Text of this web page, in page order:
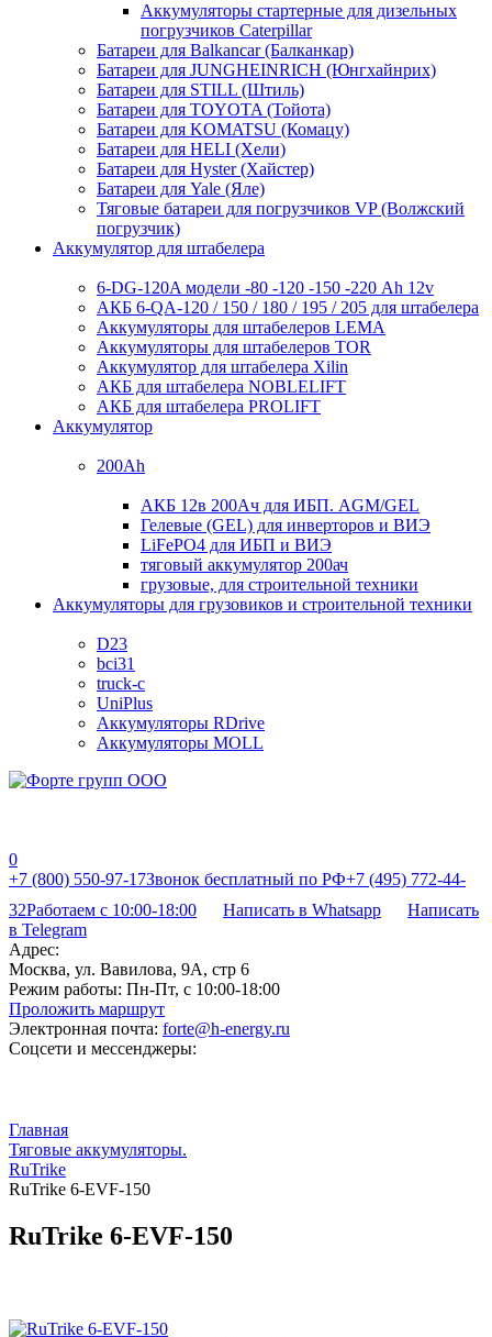
Аккумуляторы стартерные для дизельных
погрузчиков Caterpillar
Батареи для Balkancar (Балканкар)
Батареи для JUNGHEINRICH (Юнгхайнрих)
Батареи для STILL (Штиль)
Батареи для TOYOTA (Тойота)
Батареи для KOMATSU (Комацу)
Батареи для HELI (Хели)
Батареи для Hyster (Хайстер)
Батареи для Yale (Яле)
Тяговые батареи для погрузчиков VP (Волжский
погрузчик)
Аккумулятор для штабелера
6-DG-120A модели -80 -120 -150 -220 Ah 12v
АКБ 6-QA-120 / 150 / 180 / 195 / 205 для штабелера
Аккумуляторы для штабелеров LEMA
Аккумуляторы для штабелеров TOR
Аккумулятор для штабелера Xilin
АКБ для штабелера NOBLELIFT
АКБ для штабелера PROLIFT
Аккумулятор
200Ah
АКБ 12в 200Ач для ИБП. AGM/GEL
Гелевые (GEL) для инверторов и ВИЭ
LiFePO4 для ИБП и ВИЭ
тяговый аккумулятор 200ач
грузовые, для строительной техники
Аккумуляторы для грузовиков и строительной техники
D23
bci31
truck-c
UniPlus
Аккумуляторы RDrive
Аккумуляторы MOLL
0
+7 (800) 550-97-17Звонок бесплатный по РФ+7 (495) 772-44-
32Работаем с 10:00-18:00 Написать в Whatsapp
Написать
в Telegram
Адрес:
Москва, ул. Вавилова, 9А, стр 6
Режим работы: Пн-Пт, с 10:00-18:00
Проложить маршрут
Электронная почта: forte@h-energy.ru
Соцсети и мессенджеры:
Главная
Тяговые аккумуляторы.
RuTrike
RuTrike 6-EVF-150
RuTrike 6-EVF-150